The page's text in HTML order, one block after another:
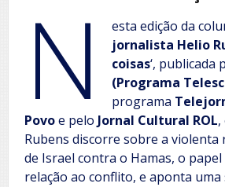
N esta edição da
jornalista Helio
coisas‘, publicada
(Programa
programa
Povoe pelo Jornal Cultural ROL
Rubens discorre sobre a violenta
de Israel contra o Hamas, o papel
relação ao conflito, e aponta uma